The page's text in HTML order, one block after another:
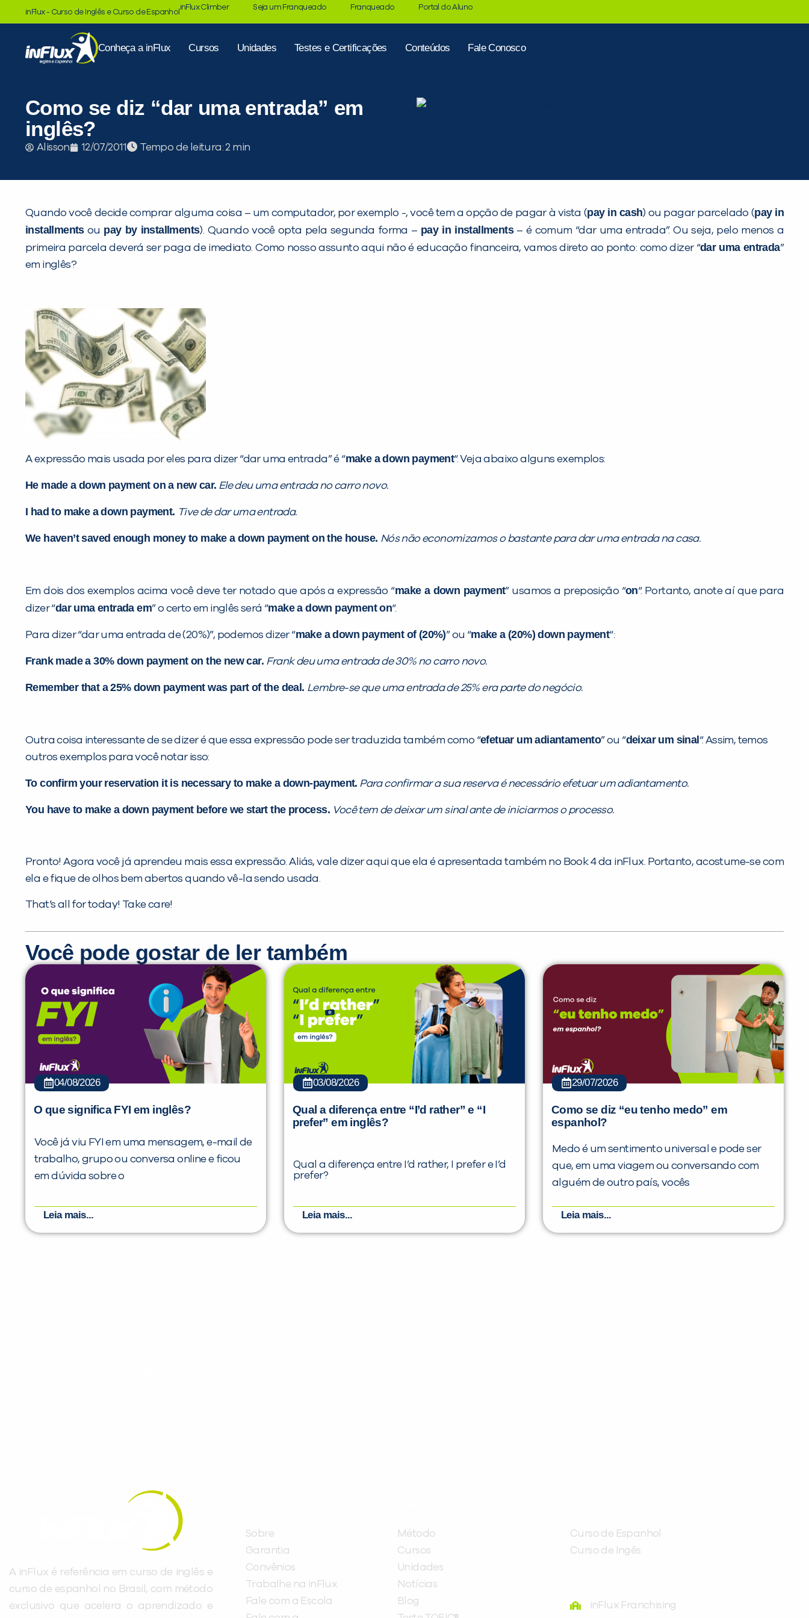
inFlux - Curso de Inglês e Curso de Espanhol
inFlux Climber Seja um Franqueado Franqueado Portal do Aluno
Conheça a inFlux Cursos Unidades Testes e Certificações Conteúdos Fale Conosco
Como se diz “dar uma entrada” em
inglês?
Alisson 12/07/2011 Tempo de leitura:
Quando você decide comprar alguma coisa – um computador, por exemplo -, você tem a opção de pagar à vista (pay in cash) ou pagar parcelado (pay in
installmentsou pay by installments). Quando você opta pela segunda forma – pay in installments– é comum “dar uma entrada”. Ou seja, pelo menos a
primeira parcela deverá ser paga de imediato. Como nosso assunto aqui não é educação financeira, vamos direto ao ponto: como dizer “dar uma entrada”
em inglês?
A expressão mais usada por eles para dizer “dar uma entrada” é “make a down payment“. Veja abaixo alguns exemplos:
He made a down payment on a new car. Ele deu uma entrada no carro novo.
I had to make a down payment. Tive de dar uma entrada.
We haven’t saved enough money to make a down payment on the house. Nós não economizamos o bastante para dar uma entrada na casa.
Em dois dos exemplos acima você deve ter notado que após a expressão “make a down payment” usamos a preposição “on“. Portanto, anote aí que para
dizer “dar uma entrada em” o certo em inglês será “make a down payment on“.
Para dizer “dar uma entrada de (20%)”, podemos dizer “make a down payment of (20%)” ou “make a (20%) down payment“:
Frank made a 30% down payment on the new car. Frank deu uma entrada de 30% no carro novo.
Remember that a 25% down payment was part of the deal. Lembre-se que uma entrada de 25% era parte do negócio.
Outra coisa interessante de se dizer é que essa expressão pode ser traduzida também como “efetuar um adiantamento” ou “deixar um sinal“. Assim, temos
outros exemplos para você notar isso:
To confirm your reservation it is necessary to make a down-payment. Para confirmar a sua reserva é necessário efetuar um adiantamento.
You have to make a down payment before we start the process. Você tem de deixar um sinal ante de iniciarmos o processo.
Pronto! Agora você já aprendeu mais essa expressão. Aliás, vale dizer aqui que ela é apresentada também no Book 4 da inFlux. Portanto, acostume-se com
ela e fique de olhos bem abertos quando vê-la sendo usada.
That’s all for today! Take care!
Você pode gostar de ler também
04/08/2026
O que significa FYI em inglês?
Você já viu FYI em uma mensagem, e-mail de
trabalho, grupo ou conversa online e ficou
em dúvida sobre o
Leia mais...
03/08/2026
Qual a diferença entre “I’d rather” e “I
prefer” em inglês?
Qual a diferença entre I’d rather, I prefer e I’d
prefer?
Leia mais...
29/07/2026
Como se diz “eu tenho medo” em
espanhol?
Medo é um sentimento universal e pode ser
que, em uma viagem ou conversando com
alguém de outro país, vocês
Leia mais...
A inFlux é referência em curso de inglês e
curso de espanhol no Brasil, com método
exclusivo que acelera o aprendizado e
Sobre
Garantia
Convênios
Trabalhe na inFlux
Fale com a Escola
Método
Cursos
Unidades
Notícias
Blog
Curso de Espanhol
Curso de Ingês
inFlux Franchising